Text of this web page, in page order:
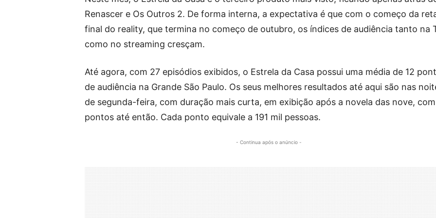
Renascer e Os Outros 2. De forma interna, a expectativa é que com o começo da
final do reality, que termina no começo de outubro, os índices de audiência tanto na
como no streaming cresçam.
Até agora, com 27 episódios exibidos, o Estrela da Casa possui uma média de 12
de audiência na Grande São Paulo. Os seus melhores resultados até aqui são nas
de segunda-feira, com duração mais curta, em exibição após a novela das nove, com
pontos até então. Cada ponto equivale a 191 mil pessoas.
- Continua após o anúncio -